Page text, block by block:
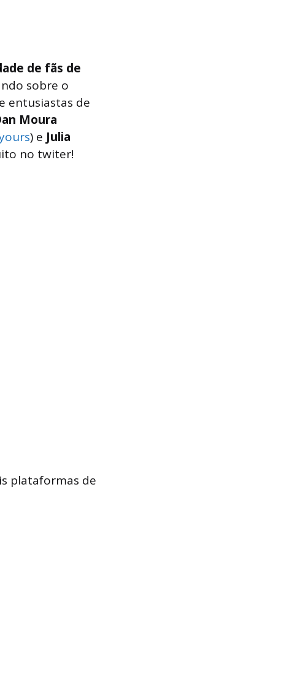
de fãs de
sobre o
entusiastas de
Moura
) e Julia
no twiter!
plataformas de